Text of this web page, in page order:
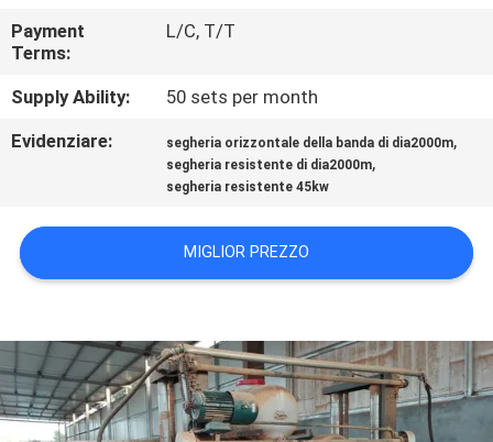
CONTATTICI
NOTIZIE
CITAZIONE
DEL
SITO
Payment
Terms:
L/C, T/T
Supply Ability:
50 sets per month
Evidenziare:
segheria orizzontale della banda di dia2000m,
segheria resistente di dia2000m,
segheria resistente 45kw
MIGLIOR PREZZO